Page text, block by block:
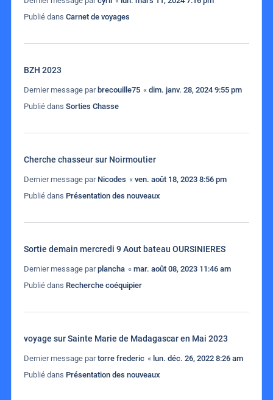
Publié dans Carnet de voyages
BZH 2023
Dernier message par brecouille75 « dim. janv. 28, 2024 9:55 pm
Publié dans Sorties Chasse
Cherche chasseur sur Noirmoutier
Dernier message par Nicodes « ven. août 18, 2023 8:56 pm
Publié dans Présentation des nouveaux
Sortie demain mercredi 9 Aout bateau OURSINIERES
Dernier message parplancha « mar. août 08, 2023 11:46 am
Publié dans Recherche coéquipier
voyage sur Sainte Marie de Madagascar en Mai 2023
Dernier message partorre frederic « lun. déc. 26, 2022 8:26 am
Publié dans Présentation des nouveaux